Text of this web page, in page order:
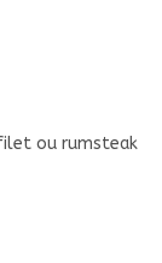
ou rumsteak